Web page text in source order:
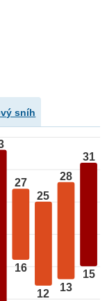
sníh
27
16
25
12
28
13
31
15